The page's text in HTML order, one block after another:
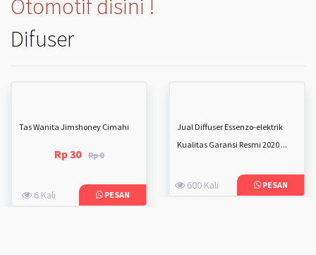
Otomotif disini !
Difuser
Tas Wanita Jimshoney Cimahi
Rp 30 Rp 0
6 Kali PESAN
Jual Diffuser Essenzo-elektrik
Kualitas Garansi Resmi 2020 ...
600 Kali PESAN